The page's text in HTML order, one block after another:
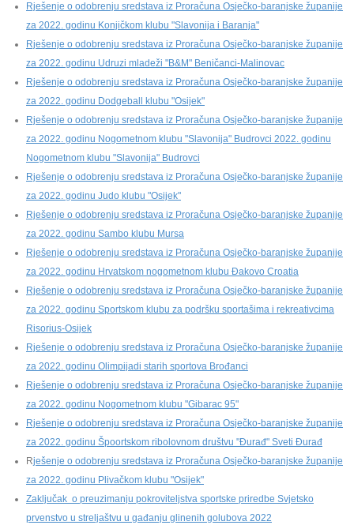
Rješenje o odobrenju sredstava iz Proračuna Osječko-baranjske županije
za 2022. godinu Konjičkom klubu "Slavonija i Baranja"
Rješenje o odobrenju sredstava iz Proračuna Osječko-baranjske županije
za 2022. godinu Udruzi mladeži "B&M" Beničanci-Malinovac
Rješenje o odobrenju sredstava iz Proračuna Osječko-baranjske županije
za 2022. godinu Dodgeball klubu "Osijek"
Rješenje o odobrenju sredstava iz Proračuna Osječko-baranjske županije
za 2022. godinu Nogometnom klubu "Slavonija" Budrovci 2022. godinu
Nogometnom klubu "Slavonija" Budrovci
Rješenje o odobrenju sredstava iz Proračuna Osječko-baranjske županije
za 2022. godinu Judo klubu "Osijek"
Rješenje o odobrenju sredstava iz Proračuna Osječko-baranjske županije
za 2022. godinu Sambo klubu Mursa
Rješenje o odobrenju sredstava iz Proračuna Osječko-baranjske županije
za 2022. godinu Hrvatskom nogometnom klubu Đakovo Croatia
Rješenje o odobrenju sredstava iz Proračuna Osječko-baranjske županije
za 2022. godinu Sportskom klubu za podršku sportašima i rekreativcima
Risorius-Osijek
Rješenje o odobrenju sredstava iz Proračuna Osječko-baranjske županije
za 2022. godinu Olimpijadi starih sportova Brođanci
Rješenje o odobrenju sredstava iz Proračuna Osječko-baranjske županije
za 2022. godinu Nogometnom klubu "Gibarac 95"
Rješenje o odobrenju sredstava iz Proračuna Osječko-baranjske županije
za 2022. godinu Špoortskom ribolovnom društvu "Đurađ" Sveti Đurađ
Rješenje o odobrenju sredstava iz Proračuna Osječko-baranjske županije
za 2022. godinu Plivačkom klubu "Osijek"
Zaključak o preuzimanju pokroviteljstva sportske priredbe Svjetsko
prvenstvo u streljaštvu u gađanju glinenih golubova 2022